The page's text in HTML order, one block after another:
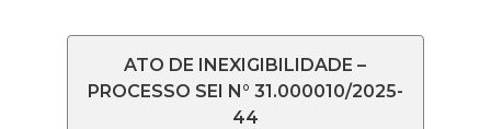
ATO DE INEXIGIBILIDADE –
PROCESSO SEI N° 31.000010/2025-
44